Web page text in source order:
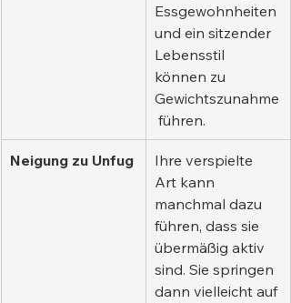
Essgewohnheiten
und ein sitzender
Lebensstil
können zu
Gewichtszunahme
führen.
Neigung zu Unfug
Ihre verspielte
Art kann
manchmal dazu
führen, dass sie
übermäßig aktiv
sind. Sie springen
dann vielleicht auf